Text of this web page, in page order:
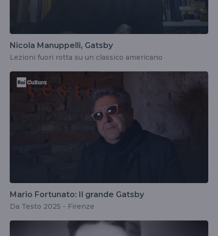
Nicola Manuppelli, Gatsby
Lezioni fuori rotta su un classico americano
Mario Fortunato: Il grande Gatsby
Da Testo 2025 - Firenze